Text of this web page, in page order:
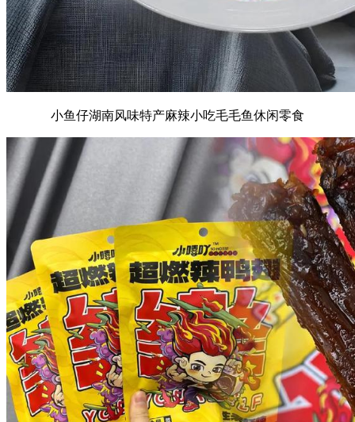
小鱼仔湖南风味特产麻辣小吃毛毛鱼休闲零食